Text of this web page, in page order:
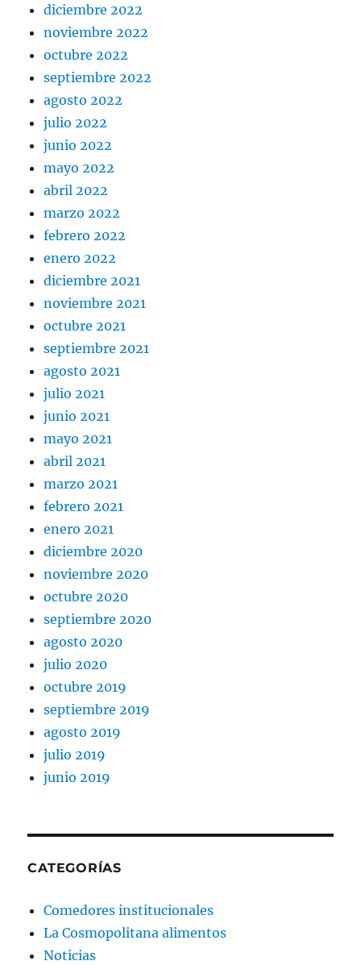
diciembre 2022
noviembre 2022
octubre 2022
septiembre 2022
agosto 2022
julio 2022
junio 2022
mayo 2022
abril 2022
marzo 2022
febrero 2022
enero 2022
diciembre 2021
noviembre 2021
octubre 2021
septiembre 2021
agosto 2021
julio 2021
junio 2021
mayo 2021
abril 2021
marzo 2021
febrero 2021
enero 2021
diciembre 2020
noviembre 2020
octubre 2020
septiembre 2020
agosto 2020
julio 2020
octubre 2019
septiembre 2019
agosto 2019
julio 2019
junio 2019
CATEGORÍAS
Comedores institucionales
La Cosmopolitana alimentos
Noticias